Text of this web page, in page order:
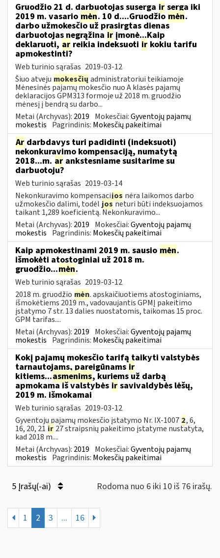
Gruodžio 21 d. darbuotojas suserga ir serga iki
2019 m. vasario mėn. 10 d....Gruodžio mėn.
darbo užmokesčio už prasirgtas dienas
darbuotojas negrąžina ir įmonė...Kaip
deklaruoti, ar reikia indeksuoti ir kokiu tarifu
apmokestinti?
Web turinio sąrašas 2019-03-12
Šiuo atveju mokesčių administratoriui teikiamoje
Mėnesinės pajamų mokesčio nuo A klasės pajamų
deklaracijos GPM313 formoje už 2018 m. gruodžio
mėnesį į bendrą su darbo...
Metai (Archyvas): 2019 Mokesčiai:Gyventojų pajamų
mokestis Pagrindinis: Mokesčių pakeitimai
Ar darbdavys turi padidinti (indeksuoti)
nekonkuravimo kompensaciją, numatytą
2018...m. ar ankstesniame susitarime su
darbuotoju?
Web turinio sąrašas 2019-03-14
Nekonkuravimo kompensacijos nėra laikomos darbo
užmokesčio dalimi, todėl josneturi būti indeksuojamos
taikant 1,289 koeficientą. Nekonkuravimo...
Metai (Archyvas): 2019 Mokesčiai:Gyventojų pajamų
mokestis Pagrindinis: Mokesčių pakeitimai
Kaip apmokestinami 2019 m. sausio mėn.
išmokėti atostoginiai už 2018 m.
gruodžio...mėn.
Web turinio sąrašas 2019-03-12
2018 m. gruodžio mėn. apskaičiuotiems atostoginiams,
išmokėtiems 2019 m., vadovaujantis GPMĮ pakeitimo
įstatymo 7 str. 13 dalies nuostatomis, taikomas 15 proc.
GPM tarifas....
Metai (Archyvas): 2019 Mokesčiai:Gyventojų pajamų
mokestis Pagrindinis: Mokesčių pakeitimai
Kokį pajamų mokesčio tarifą taikyti valstybės
tarnautojams, pareigūnams ir
kitiems...asmenims, kuriems už darbą
apmokama iš valstybės ir savivaldybės lėšų,
2019 m. išmokamai
Web turinio sąrašas 2019-03-12
Gyventojų pajamų mokesčio įstatymo Nr. IX-1007 2, 6,
16, 20, 21 ir 27 straipsnių pakeitimo įstatyme nustatyta,
kad 2018 m....
Metai (Archyvas): 2019 Mokesčiai:Gyventojų pajamų
mokestis Pagrindinis: Mokesčių pakeitimai
5 Įrašų(-ai) Rodoma nuo 6 iki 10 iš 76 irašų.
1 2 3 ... 16